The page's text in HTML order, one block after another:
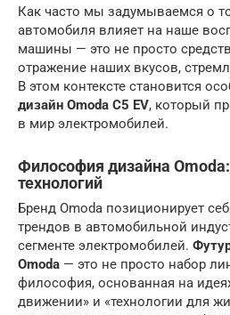
Как часто мы задумываемся о
автомобиля влияет на наше
машины — это не просто
отражение наших вкусов,
В этом контексте становится
дизайн Omoda C5 EV, который
в мир электромобилей.
Философия дизайна
технологий
Бренд Omoda позиционирует
трендов в автомобильной
сегменте электромобилей.
Omoda — это не просто набор
философия, основанная на
движении» и «технологии для